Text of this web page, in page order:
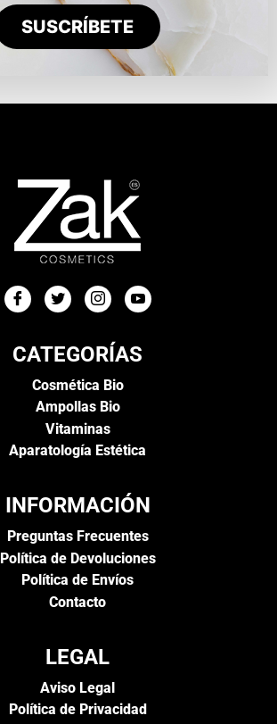
SUSCRÍBETE
CATEGORÍAS
Cosmética Bio
Ampollas Bio
Vitaminas
Aparatología Estética
INFORMACIÓN
Preguntas Frecuentes
Política de Devoluciones
Política de Envíos
Contacto
LEGAL
Aviso Legal
Política de Privacidad